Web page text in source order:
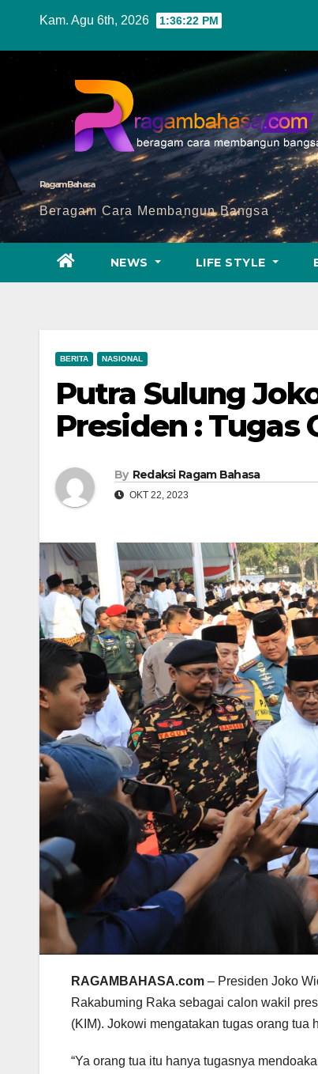
Kam. Agu 6th, 2026 1:36:23 PM
Ragam Bahasa
Beragam Cara Membangun Bangsa
NEWS LIFE STYLE
BERITA NASIONAL
Putra Sulung
Presiden : Tugas
By Redaksi Ragam Bahasa
OKT 22, 2023
RAGAMBAHASA.com – Presiden Joko
Rakabuming Raka sebagai calon wakil
(KIM). Jokowi mengatakan tugas orang tua
“Ya orang tua itu hanya tugasnya